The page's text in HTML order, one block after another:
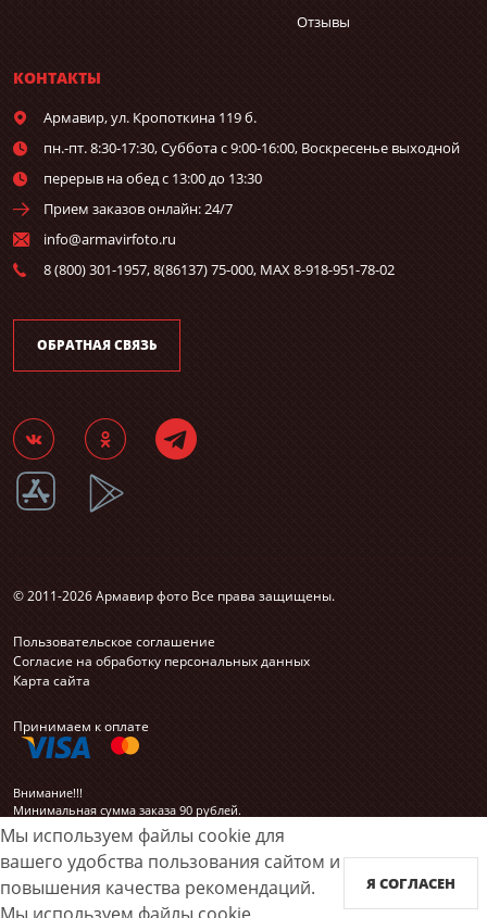
Мы используем файлы cookie для
вашего удобства пользования сайтом и
повышения качества рекомендаций.
Я СОГЛАСЕН
Отзывы
КОНТАКТЫ
Армавир,ул. Кропоткина 119 б.
пн.-пт. 8:30-17:30, Суббота с 9:00-16:00, Воскресенье выходной
перерыв на обед с 13:00 до 13:30
Прием заказов онлайн: 24/7
info@armavirfoto.ru
8 (800) 301-1957, 8(86137) 75-000, MAX 8-918-951-78-02
ОБРАТНАЯ СВЯЗЬ
© 2011-2026 Армавир фото Все права защищены.
Пользовательское соглашение
Согласие на обработку персональных данных
Карта сайта
Принимаем к оплате
Внимание!!!
Минимальная сумма заказа 90 рублей.